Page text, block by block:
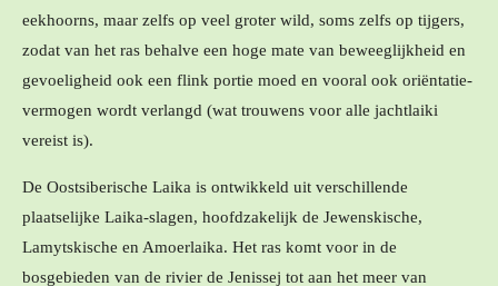
eekhoorns, maar zelfs op veel groter wild, soms zelfs op tijgers,
zodat van het ras behalve een hoge mate van beweeglijkheid en
gevoeligheid ook een flink portie moed en vooral ook oriëntatie-
vermogen wordt verlangd (wat trouwens voor alle jachtlaiki
vereist is).
De Oostsiberische Laika is ontwikkeld uit verschillende
plaatselijke Laika-slagen, hoofdzakelijk de Jewenskische,
Lamytskische en Amoerlaika. Het ras komt voor in de
bosgebieden van de rivier de Jenissej tot aan het meer van